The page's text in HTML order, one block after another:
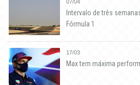
07/04
Intervalo de três
Fórmula 1
17/03
Max tem máxima